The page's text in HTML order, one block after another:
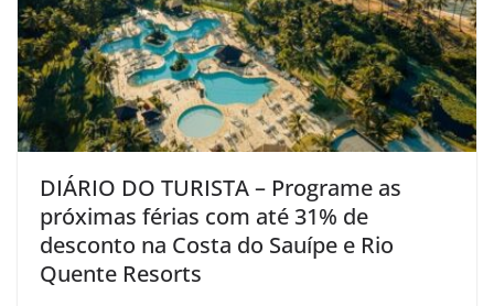
DIÁRIO DO TURISTA – Programe as
próximas férias com até 31% de
desconto na Costa do Sauípe e Rio
Quente Resorts